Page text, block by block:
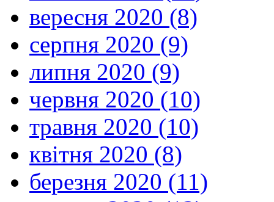
вересня 2020 (8)
серпня 2020 (9)
липня 2020 (9)
червня 2020 (10)
травня 2020 (10)
квітня 2020 (8)
березня 2020 (11)